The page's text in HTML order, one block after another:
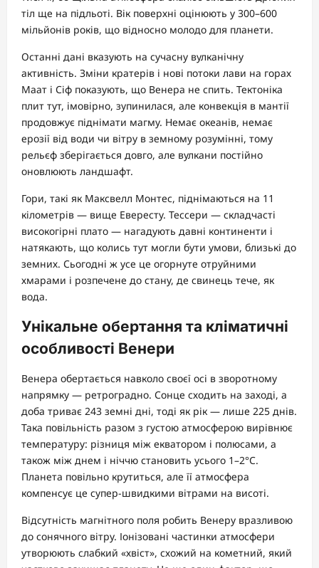
тіл ще на підльоті. Вік поверхні оцінюють у 300–600
мільйонів років, що відносно молодо для планети.
Останні дані вказують на сучасну вулканічну
активність. Зміни кратерів і нові потоки лави на горах
Маат і Сіф показують, що Венера не спить. Тектоніка
плит тут, імовірно, зупинилася, але конвекція в мантії
продовжує піднімати магму. Немає океанів, немає
ерозії від води чи вітру в земному розумінні, тому
рельєф зберігається довго, але вулкани постійно
оновлюють ландшафт.
Гори, такі як Максвелл Монтес, піднімаються на 11
кілометрів — вище Евересту. Тессери — складчасті
високогірні плато — нагадують давні континенти і
натякають, що колись тут могли бути умови, близькі до
земних. Сьогодні ж усе це огорнуте отруйними
хмарами і розпечене до стану, де свинець тече, як
вода.
Унікальне обертання та кліматичні
особливості Венери
Венера обертається навколо своєї осі в зворотному
напрямку — ретроградно. Сонце сходить на заході, а
доба триває 243 земні дні, тоді як рік — лише 225 днів.
Така повільність разом з густою атмосферою вирівнює
температуру: різниця між екватором і полюсами, а
також між днем і ніччю становить усього 1–2°C.
Планета повільно крутиться, але її атмосфера
компенсує це супер-швидкими вітрами на висоті.
Відсутність магнітного поля робить Венеру вразливою
до сонячного вітру. Іонізовані частинки атмосфери
утворюють слабкий «хвіст», схожий на кометний, який